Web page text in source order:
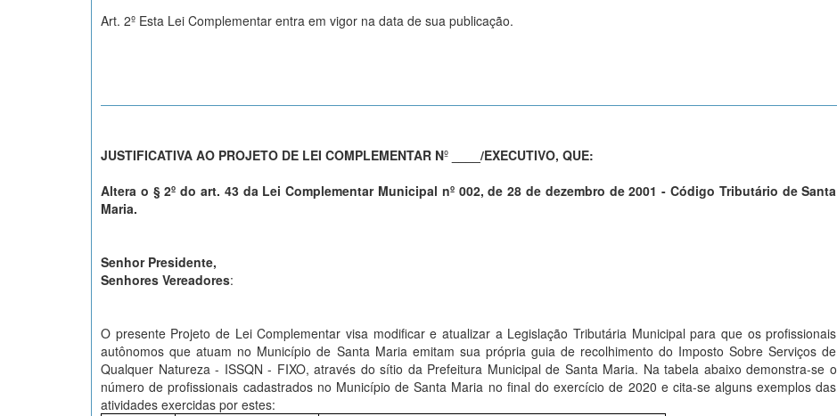
Art. 2º Esta Lei Complementar entra em vigor na data de sua publicação.
JUSTIFICATIVA AO PROJETO DE LEI COMPLEMENTAR Nº ____/EXECUTIVO, QUE:
Altera o § 2º do art. 43 da Lei Complementar Municipal nº 002, de 28 de dezembro de 2001 - Código Tributário de Santa
Maria.
Senhor Presidente,
Senhores Vereadores:
O presente Projeto de Lei Complementar visa modificar e atualizar a Legislação Tributária Municipal para que os profissionais
autônomos que atuam no Município de Santa Maria emitam sua própria guia de recolhimento do Imposto Sobre Serviços de
Qualquer Natureza - ISSQN - FIXO, através do sítio da Prefeitura Municipal de Santa Maria. Na tabela abaixo demonstra-se o
número de profissionais cadastrados no Município de Santa Maria no final do exercício de 2020 e cita-se alguns exemplos das
atividades exercidas por estes: